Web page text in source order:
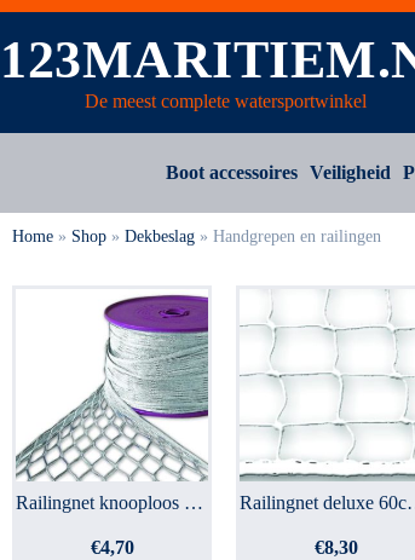
De meest complete watersportwinkel
Boot accessoires Veiligheid
Home » Shop » Dekbeslag » Handgrepen en railingen
Railingnet knooploos 30 b...
€4,70
€8,30